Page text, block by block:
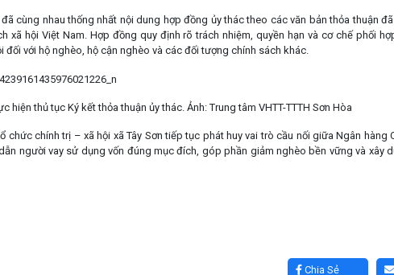
cùng nhau thống nhất nội dung hợp đồng ủy thác theo các văn bản thỏa thuận
xã hội Việt Nam. Hợp đồng quy định rõ trách nhiệm, quyền hạn và cơ chế phối
đối với hộ nghèo, hộ cận nghèo và các đối tượng chính sách khác.
hiện thủ tục Ký kết thỏa thuận ủy thác. Ảnh: Trung tâm VHTT-TTTH Sơn Hòa
chính trị – xã hội xã Tây Sơn tiếp tục phát huy vai trò cầu nối giữa Ngân hàng
người vay sử dụng vốn đúng mục đích, góp phần giảm nghèo bền vững và xây
Chia Sẻ